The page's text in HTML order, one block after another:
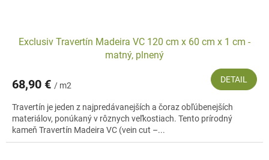
Exclusiv Travertín Madeira VC 120 cm x 60 cm x 1 cm -
matný, plnený
68,90 € / m2
DETAIL
Travertín je jeden z najpredávanejších a čoraz obľúbenejších
materiálov, ponúkaný v rôznych veľkostiach. Tento prírodný
kameň Travertín Madeira VC (vein cut –...